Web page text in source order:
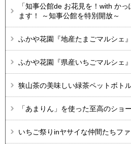
「知事公館de お花見を！with か
ます！ ～知事公館を特別開放～
ふかや花園『地産たまごマルシェ
ふかや花園『県産いちごマルシェ
狭山茶の美味しい緑茶ペットボト
「あまりん」を使った至高のショ
いちご祭りinヤサイな仲間たちフ